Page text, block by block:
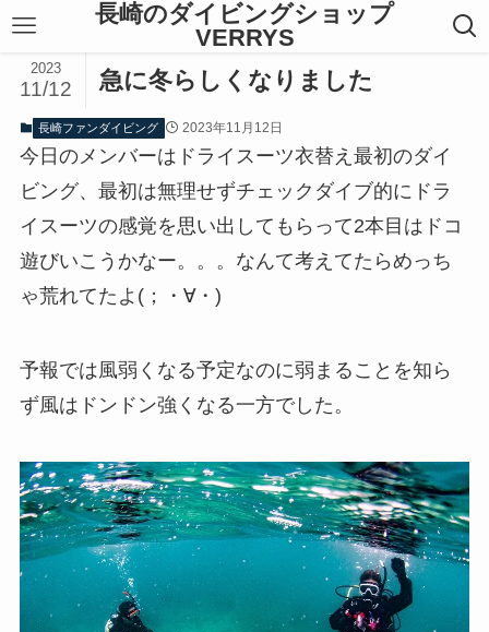
長崎のダイビングショップ
VERRYS
急に冬らしくなりました
2023
11/12
長崎ファンダイビング 2023年11月12日
今日のメンバーはドライスーツ衣替え最初のダイ
ビング、最初は無理せずチェックダイブ的にドラ
イスーツの感覚を思い出してもらって2本目はドコ
遊びいこうかなー。。。なんて考えてたらめっち
ゃ荒れてたよ(；・∀・)
予報では風弱くなる予定なのに弱まることを知ら
ず風はドンドン強くなる一方でした。